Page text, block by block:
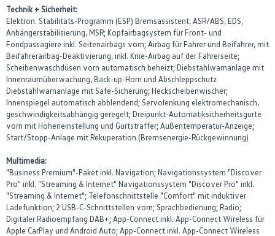
Technik + Sicherheit:
Elektron. Stabilitäts-Programm (ESP) Bremsassistent, ASR/ABS, EDS,
Anhängerstabilisierung, MSR; Kopfairbagsystem für Front- und
Fondpassagiere inkl. Seitenairbags vorn; Airbag für Fahrer und Beifahrer, mit
Beifahrerairbag-Deaktivierung, inkl. Knie-Airbag auf der Fahrerseite;
Scheibenwaschdüsen vorn automatisch beheizt; Diebstahlwarnanlage mit
Innenraumüberwachung, Back-up-Horn und Abschleppschutz
Diebstahlwarnanlage mit Safe-Sicherung; Heckscheibenwischer;
Innenspiegel automatisch abblendend; Servolenkung elektromechanisch,
geschwindigkeitsabhängig geregelt; Dreipunkt-Automatiksicherheitsgurte
vorn mit Höheneinstellung und Gurtstraffer; Außentemperatur-Anzeige;
Start/Stopp-Anlage mit Rekuperation (Bremsenergie-Rückgewinnung)
Multimedia:
"Business Premium"-Paket inkl. Navigation; Navigationssystem "Discover
Pro" inkl. "Streaming & Internet" Navigationssystem "Discover Pro" inkl.
"Streaming & Internet"; Telefonschnittstelle "Comfort" mit induktiver
Ladefunktion; 2 USB-C-Schnittstellen vorn; Sprachbedienung; Radio;
Digitaler Radioempfang DAB+; App-Connect inkl. App-Connect Wireless für
Apple CarPlay und Android Auto; App-Connect inkl. App-Connect Wireless